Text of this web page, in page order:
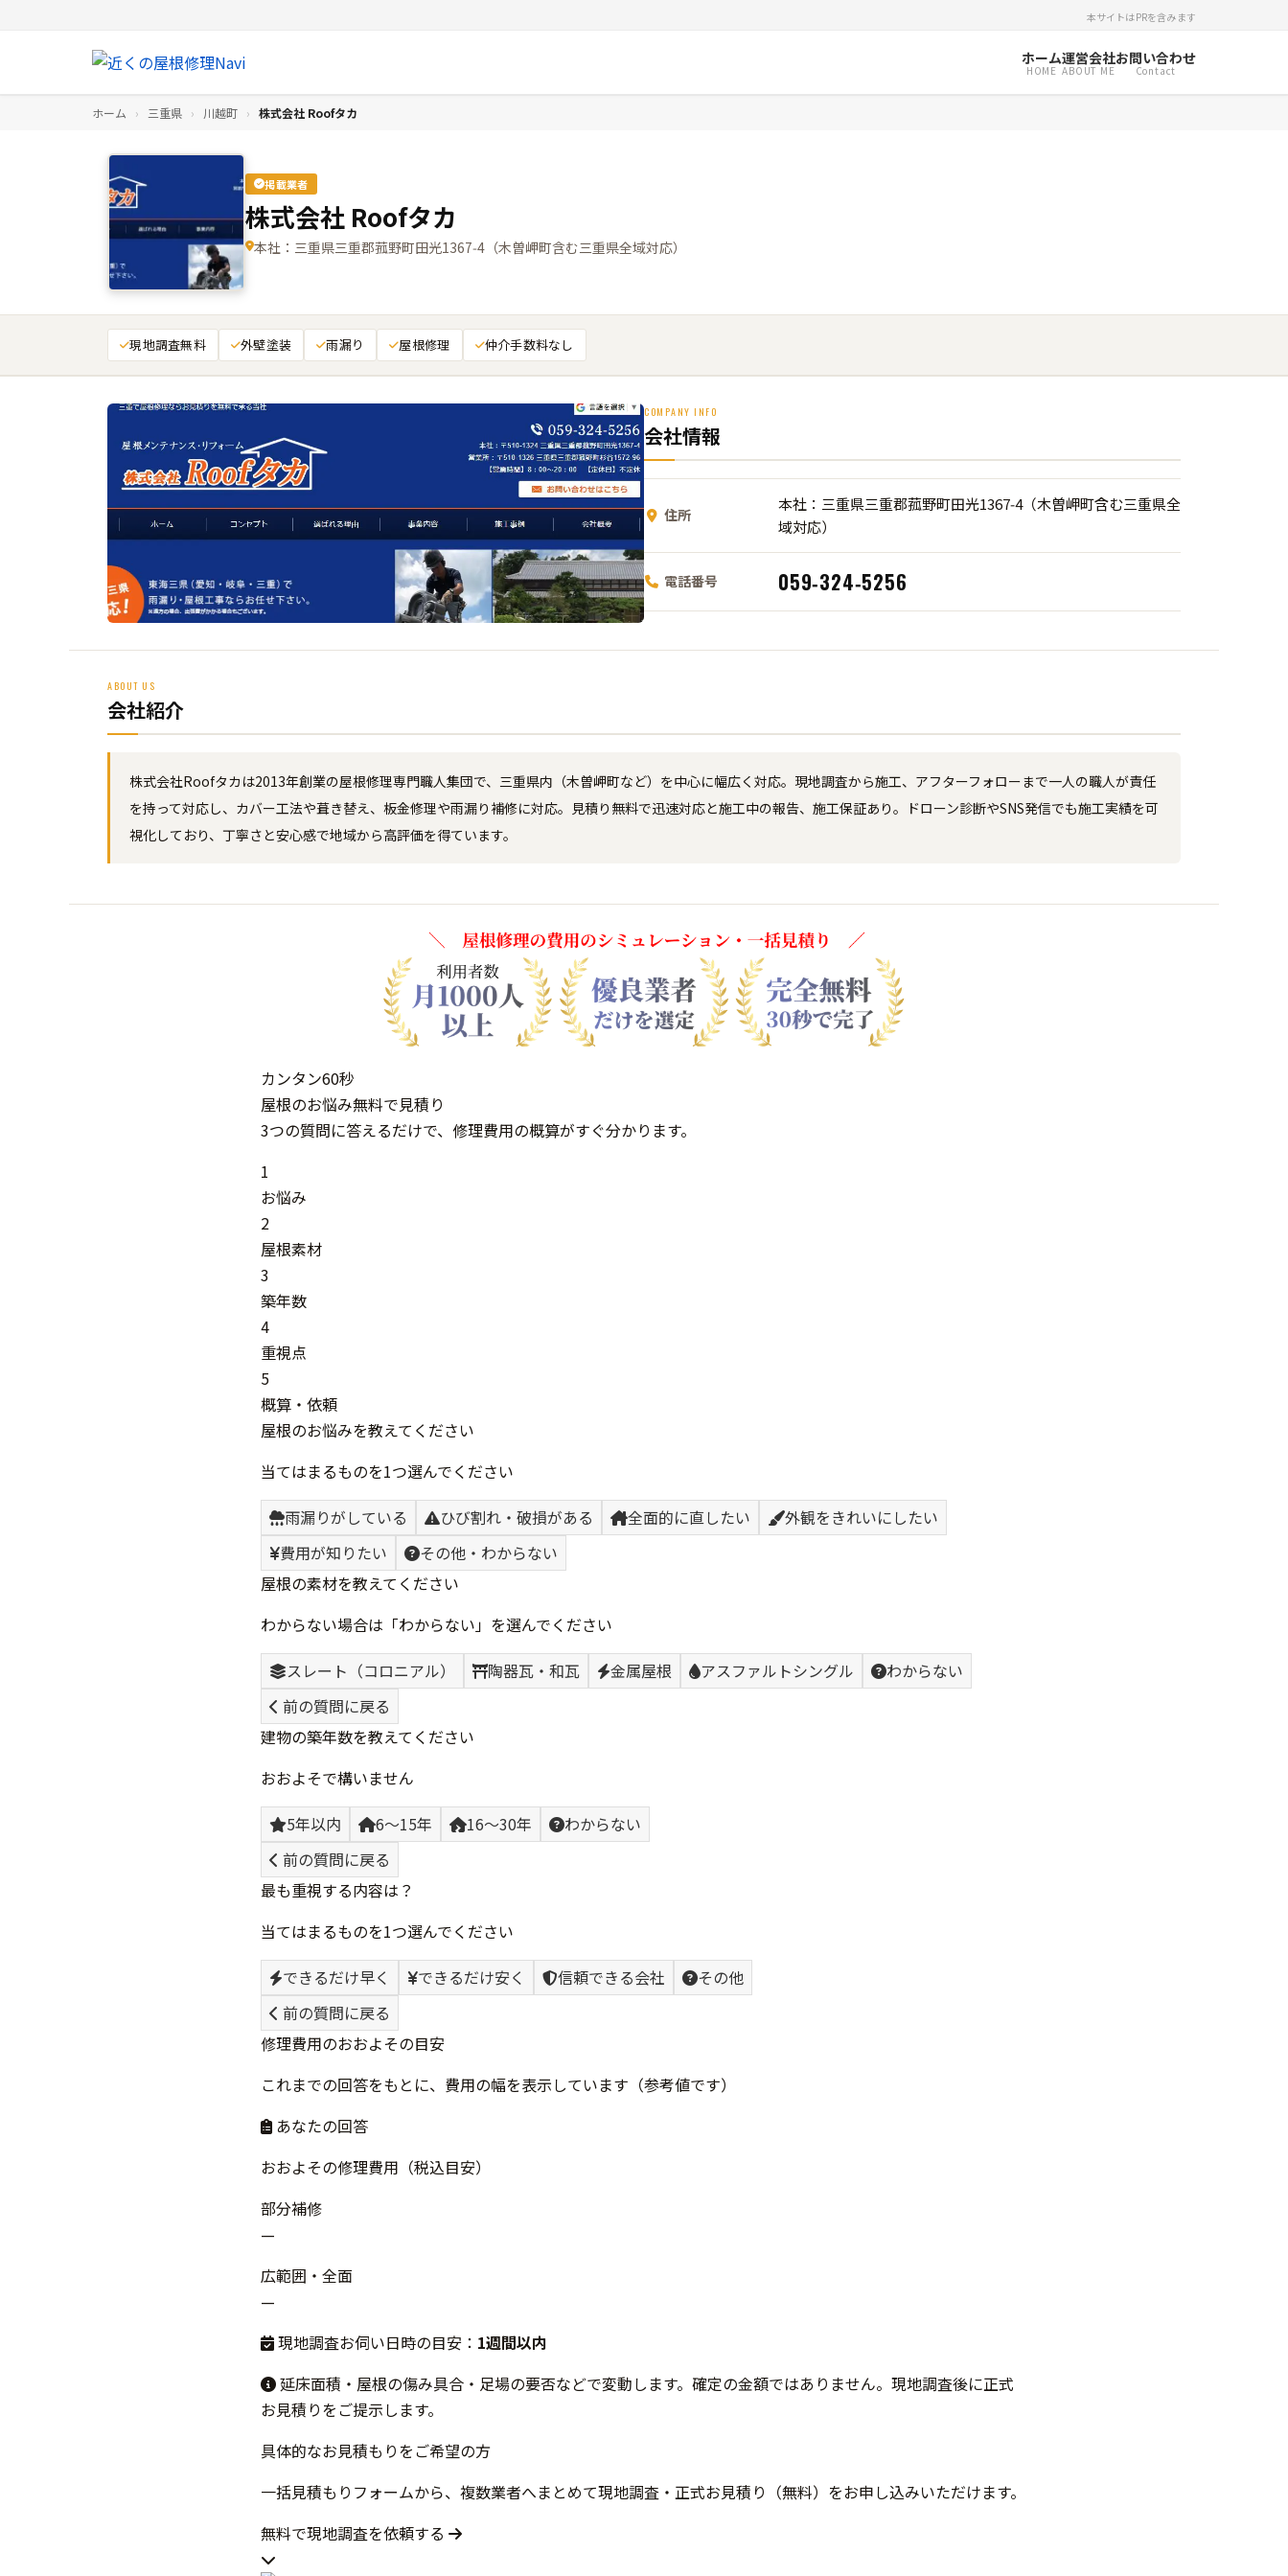
本サイトはPRを含みます
ホーム
HOME
運営会社
ABOUT ME
お問い合わせ
Contact
ホーム › 三重県 › 川越町 › 株式会社 Roofタカ
掲載業者
株式会社 Roofタカ
本社：三重県三重郡菰野町田光1367‑4（木曽岬町含む三重県全域対応）
現地調査無料 外壁塗装 雨漏り 屋根修理 仲介手数料なし
COMPANY INFO
会社情報
住所
本社：三重県三重郡菰野町田光1367‑4（木曽岬町含む三重県全
域対応）
電話番号 059‑324‑5256
ABOUT US
会社紹介
株式会社Roofタカは2013年創業の屋根修理専門職人集団で、三重県内（木曽岬町など）を中心に幅広く対応。現地調査から施工、アフターフォローまで一人の職人が責任
を持って対応し、カバー工法や葺き替え、板金修理や雨漏り補修に対応。見積り無料で迅速対応と施工中の報告、施工保証あり。ドローン診断やSNS発信でも施工実績を可
視化しており、丁寧さと安心感で地域から高評価を得ています。
カンタン60秒
屋根のお悩み無料で見積り
3つの質問に答えるだけで、修理費用の概算がすぐ分かります。
1
お悩み
2
屋根素材
3
築年数
4
重視点
5
概算・依頼
屋根のお悩みを教えてください
当てはまるものを1つ選んでください
雨漏りがしている
ひび割れ・破損がある 全面的に直したい
外観をきれいにしたい
費用が知りたい
その他・わからない
屋根の素材を教えてください
わからない場合は「わからない」を選んでください
スレート（コロニアル）
陶器瓦・和瓦 金属屋根 アスファルトシングル
わからない
前の質問に戻る
建物の築年数を教えてください
おおよそで構いません
5年以内
6〜15年 16〜30年
わからない
前の質問に戻る
最も重視する内容は？
当てはまるものを1つ選んでください
できるだけ早く
できるだけ安く 信頼できる会社
その他
前の質問に戻る
修理費用のおおよその目安
これまでの回答をもとに、費用の幅を表示しています（参考値です）
あなたの回答
おおよその修理費用（税込目安）
部分補修
—
広範囲・全面
—
現地調査お伺い日時の目安： 1週間以内
延床面積・屋根の傷み具合・足場の要否などで変動します。確定の金額ではありません。現地調査後に正式
お見積りをご提示します。
具体的なお見積もりをご希望の方
一括見積もりフォームから、複数業者へまとめて現地調査・正式お見積り（無料）をお申し込みいただけます。
無料で現地調査を依頼する